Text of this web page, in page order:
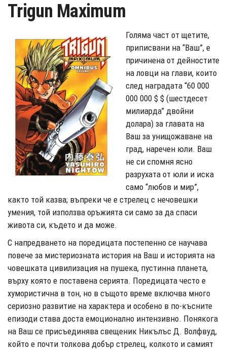
Trigun Maximum
Голяма част от щетите,
приписвани на “Ваш”, е
причинена от дейностите
на ловци на глави, които
след наградата “60 000
000 000 $ $ (шестдесет
милиарда” двойни
долара) за главата на
Ваш за унищожаване на
град, наречен юли. Ваш
не си спомня ясно
разрухата от юли и иска
само “любов и мир”,
както той казва; въпреки че е стрелец с нечовешки
умения, той използва оръжията си само за да спаси
живота си, където и да може.
С напредването на поредицата постепенно се научава
повече за мистериозната история на Ваш и историята на
човешката цивилизация на пушека, пустинна планета,
върху която е поставена серията. Поредицата често е
хумористична в тон, но в същото време включва много
сериозно развитие на характера и особено в по-късните
епизоди става доста емоционално интензивно. Понякога
на Ваш се присъединява свещеник Никълъс Д. Волфвуд,
който е почти толкова добър стрелец, колкото и самият